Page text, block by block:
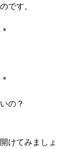
です。
の？
けてみましょ